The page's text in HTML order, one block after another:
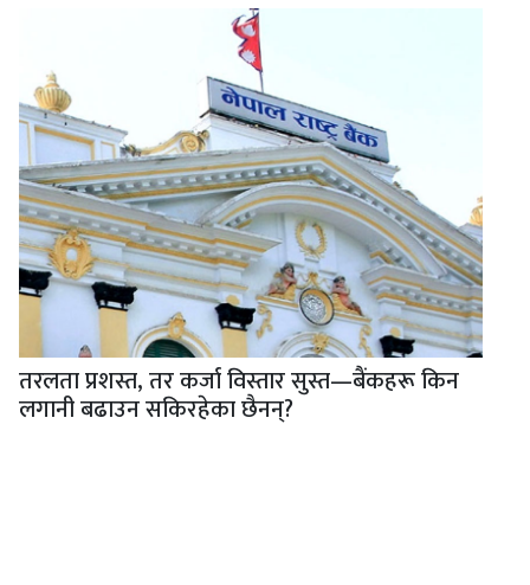
तरलता प्रशस्त, तर कर्जा विस्तार सुस्त—बैंकहरू किन
लगानी बढाउन सकिरहेका छैनन्?